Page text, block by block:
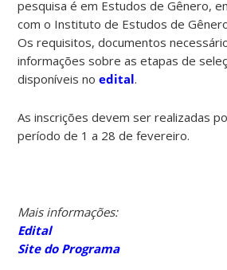
pesquisa é em Estudos de Gênero,
com o Instituto de Estudos de
Os requisitos, documentos
informações sobre as etapas de
disponíveis noedital.
As inscrições devem ser realizadas
período de 1 a 28 de fevereiro.
Mais informações:
Edital
Site do Programa